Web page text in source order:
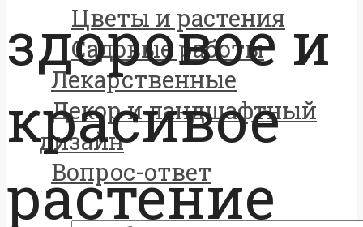
Цветы и растения
Садовые работы
Лекарственные
Декор и ландшафтный
дизайн
Вопрос-ответ
здоровое и
красивое
растение